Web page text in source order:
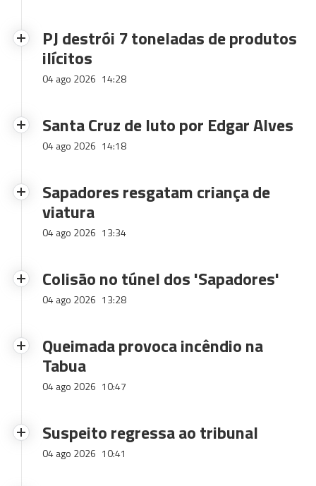
PJ destrói 7 toneladas de produtos
ilícitos
04 ago 2026 14:28
Santa Cruz de luto por Edgar Alves
04 ago 2026 14:18
Sapadores resgatam criança de
viatura
04 ago 2026 13:34
Colisão no túnel dos 'Sapadores'
04 ago 2026 13:28
Queimada provoca incêndio na
Tabua
04 ago 2026 10:47
Suspeito regressa ao tribunal
04 ago 2026 10:41